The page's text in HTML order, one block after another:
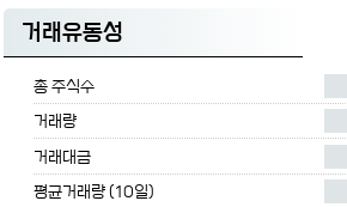
거래유동성
총 주식수
거래량
거래대금
평균거래량 (10일)